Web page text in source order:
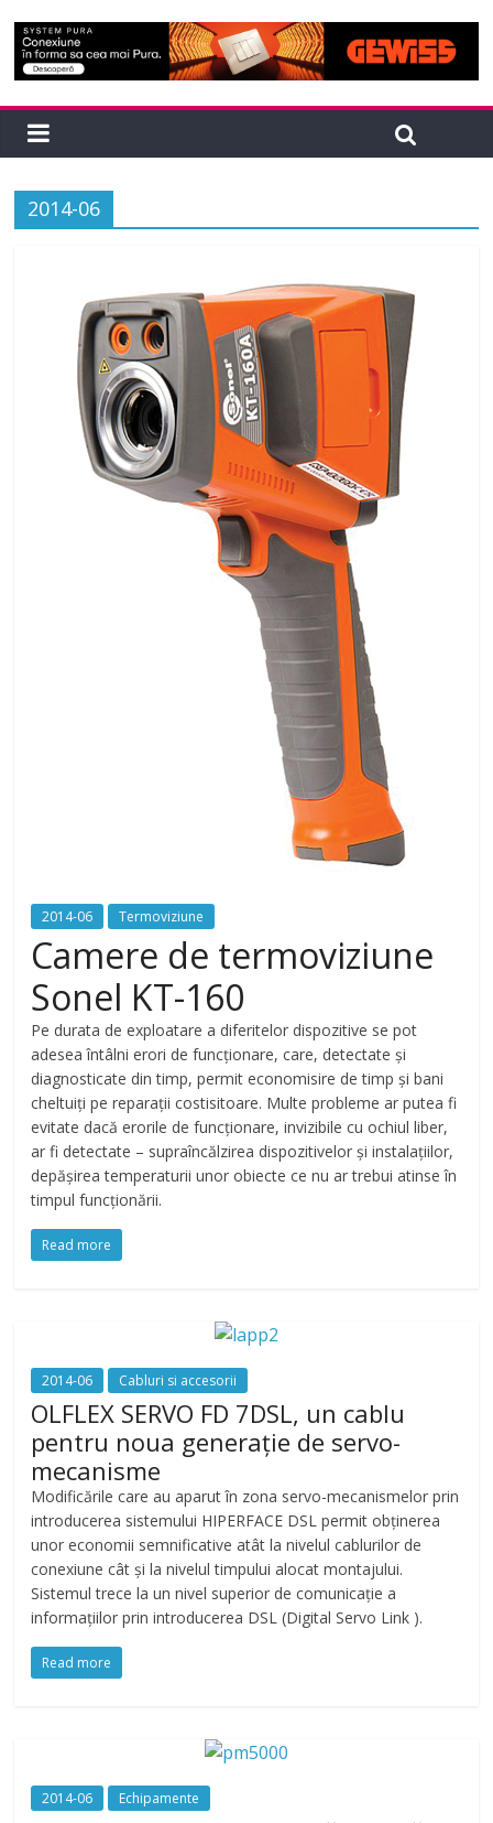
2014-06
2014-06 Termoviziune
Camere de termoviziune
Sonel KT-160
Pe durata de exploatare a diferitelor dispozitive se pot
adesea întâlni erori de funcționare, care, detectate și
diagnosticate din timp, permit economisire de timp și bani
cheltuiți pe reparații costisitoare. Multe probleme ar putea fi
evitate dacă erorile de funcționare, invizibile cu ochiul liber,
ar fi detectate – supraîncălzirea dispozitivelor și instalațiilor,
depășirea temperaturii unor obiecte ce nu ar trebui atinse în
timpul funcționării.
Read more
2014-06 Cabluri si accesorii
OLFLEX SERVO FD 7DSL, un cablu
pentru noua generație de servo-
mecanisme
Modificările care au aparut în zona servo-mecanismelor prin
introducerea sistemului HIPERFACE DSL permit obținerea
unor economii semnificative atât la nivelul cablurilor de
conexiune cât și la nivelul timpului alocat montajului.
Sistemul trece la un nivel superior de comunicație a
informațiilor prin introducerea DSL (Digital Servo Link ).
Read more
2014-06 Echipamente